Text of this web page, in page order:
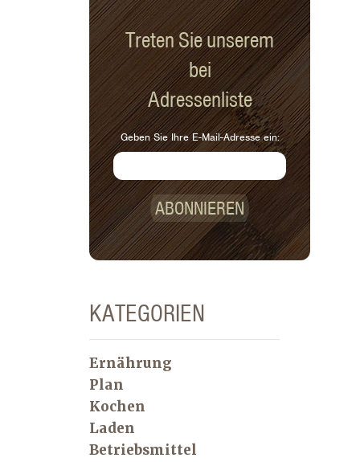
Treten Sie unserem
bei
Adressenliste
Geben Sie Ihre E-Mail-Adresse ein:
ABONNIEREN
KATEGORIEN
Ernährung
Plan
Kochen
Laden
Betriebsmittel